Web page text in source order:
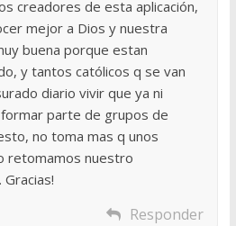
creadores de esta aplicación,
mejor a Dios y nuestra
buena porque estan
y tantos católicos q se van
diario vivir que ya ni
parte de grupos de
no toma mas q unos
retomamos nuestro
Responder